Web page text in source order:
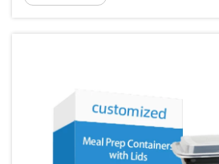
popular. Bekas bento makan